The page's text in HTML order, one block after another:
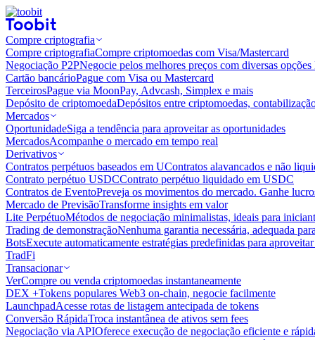
Compre criptografia
Compre criptografiaCompre criptomoedas com Visa/Mastercard
Negociação P2PNegocie pelos melhores preços com diversas
Cartão bancárioPague com Visa ou Mastercard
TerceirosPague via MoonPay, Advcash, Simplex e mais
Depósito de criptomoedaDepósitos entre criptomoedas,
Mercados
OportunidadeSiga a tendência para aproveitar as oportunidades
MercadosAcompanhe o mercado em tempo real
Derivativos
Contratos perpétuos baseados em UContratos alavancados e não
Contrato perpétuo USDCContrato perpétuo liquidado em USDC
Contratos de EventoPreveja os movimentos do mercado. Ganhe
Mercado de PrevisãoTransforme insights em valor
Lite PerpétuoMétodos de negociação minimalistas, ideais para
Trading de demonstraçãoNenhuma garantia necessária, adequada
BotsExecute automaticamente estratégias predefinidas para
TradFi
Transacionar
VerCompre ou venda criptomoedas instantaneamente
DEX +Tokens populares Web3 on-chain, negocie facilmente
LaunchpadAcesse rotas de listagem antecipada de tokens
Conversão RápidaTroca instantânea de ativos sem fees
Negociação via APIOferece execução de negociação eficiente e